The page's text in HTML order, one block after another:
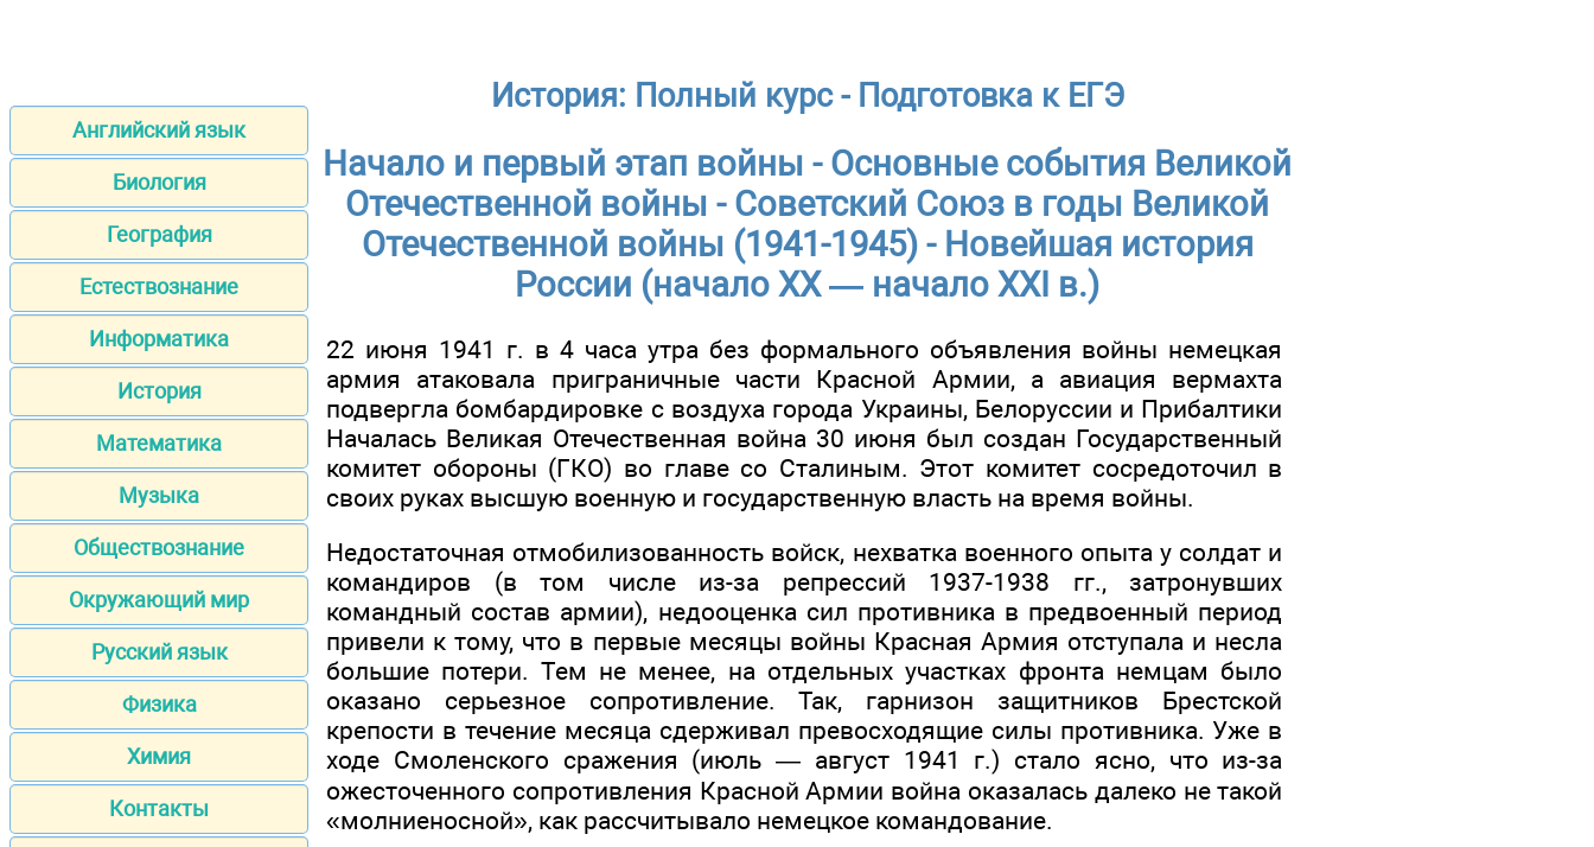
Английский язык
Биология
География
Естествознание
Информатика
История
Математика
Музыка
Обществознание
Окружающий мир
Русский язык
Физика
Химия
Контакты
История: Полный курс - Подготовка к ЕГЭ
Начало и первый этап войны - Основные события Великой
Отечественной войны - Советский Союз в годы Великой
Отечественной войны (1941-1945) - Новейшая история
России (начало ХХ — начало XXI в.)
22 июня 1941 г. в 4 часа утра без формального объявления войны немецкая
армия атаковала приграничные части Красной Армии, а авиация вермахта
подвергла бомбардировке с воздуха города Украины, Белоруссии и Прибалтики
Началась Великая Отечественная война 30 июня был создан Государственный
комитет обороны (ГКО) во главе со Сталиным. Этот комитет сосредоточил в
своих руках высшую военную и государственную власть на время войны.
Недостаточная отмобилизованность войск, нехватка военного опыта у солдат и
командиров (в том числе из-за репрессий 1937-1938 гг., затронувших
командный состав армии), недооценка сил противника в предвоенный период
привели к тому, что в первые месяцы войны Красная Армия отступала и несла
большие потери. Тем не менее, на отдельных участках фронта немцам было
оказано серьезное сопротивление. Так, гарнизон защитников Брестской
крепости в течение месяца сдерживал превосходящие силы противника. Уже в
ходе Смоленского сражения (июль — август 1941 г.) стало ясно, что из-за
ожесточенного сопротивления Красной Армии война оказалась далеко не такой
«молниеносной», как рассчитывало немецкое командование.